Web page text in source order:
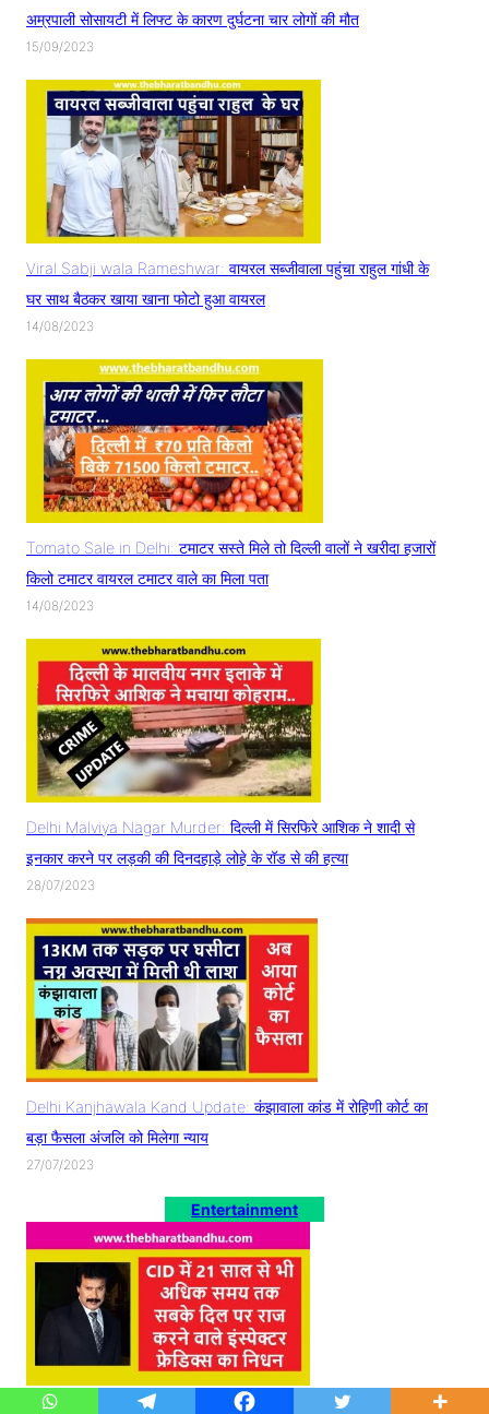
अम्रपाली सोसायटी में लिफ्ट के कारण दुर्घटना चार लोगों की मौत
15/09/2023
Viral Sabji wala Rameshwar: वायरल सब्जीवाला पहुंचा राहुल गांधी के
घर साथ बैठकर खाया खाना फोटो हुआ वायरल
14/08/2023
Tomato Sale in Delhi: टमाटर सस्ते मिले तो दिल्ली वालों ने खरीदा हजारों
किलो टमाटर वायरल टमाटर वाले का मिला पता
14/08/2023
Delhi Malviya Nagar Murder: दिल्ली में सिरफिरे आशिक ने शादी से
इनकार करने पर लड़की की दिनदहाड़े लोहे के रॉड से की हत्या
28/07/2023
Delhi Kanjhawala Kand Update: कंझावाला कांड में रोहिणी कोर्ट का
बड़ा फैसला अंजलि को मिलेगा न्याय
27/07/2023
Entertainment